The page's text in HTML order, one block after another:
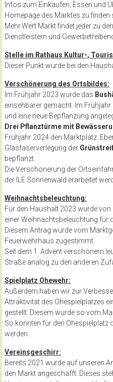
Infos zum Einkaufen, Essen und
Homepage des Marktes zu finden
Mehr.Wert.Markt findet jeder zu
Dienstleistern und
Stelle im Rathaus Kultur-,
Dieser Punkt wurde bei den
Verschönerung des Ortsbildes:
Im Frühjahr 2023 wurde das
einsehbarer gemacht. Im
und eine neue Bepflanzung
Drei Pflanztürme mit
Frühjahr 2024 den Marktplatz.
Glasfaserverlegung der
bepflanzt.
Die Verschönerung der
der ILE Sonnenwald erarbeitet
Weihnachtsbeleuchtung:
Für den Haushalt 2023 wurde
einer Weihnachtsbeleuchtung für
Diesem Antrag wurde vom
Feuerwehrhaus zugestimmt.
Seit dem 1. Advent verschönern
Straße analog zu den anderen
Spielplatz Ohewehr:
Außerdem haben wir zur
Attraktivität des Ohespielplatzes
gestellt. Diesem wurde so vom
So konnten für den Ohespielplatz
werden.
Vereinsgeschirr:
Bereits 2021 wurde auf unseren
den Markt angeschafft. Dieses